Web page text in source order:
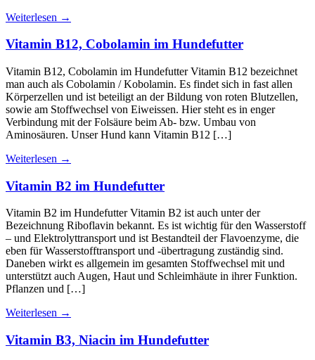
Weiterlesen →
Vitamin B12, Cobolamin im Hundefutter
Vitamin B12, Cobolamin im Hundefutter Vitamin B12 bezeichnet
man auch als Cobolamin / Kobolamin. Es findet sich in fast allen
Körperzellen und ist beteiligt an der Bildung von roten Blutzellen,
sowie am Stoffwechsel von Eiweissen. Hier steht es in enger
Verbindung mit der Folsäure beim Ab- bzw. Umbau von
Aminosäuren. Unser Hund kann Vitamin B12 […]
Weiterlesen →
Vitamin B2 im Hundefutter
Vitamin B2 im Hundefutter Vitamin B2 ist auch unter der
Bezeichnung Riboflavin bekannt. Es ist wichtig für den Wasserstoff
– und Elektrolyttransport und ist Bestandteil der Flavoenzyme, die
eben für Wasserstofftransport und -übertragung zuständig sind.
Daneben wirkt es allgemein im gesamten Stoffwechsel mit und
unterstützt auch Augen, Haut und Schleimhäute in ihrer Funktion.
Pflanzen und […]
Weiterlesen →
Vitamin B3, Niacin im Hundefutter